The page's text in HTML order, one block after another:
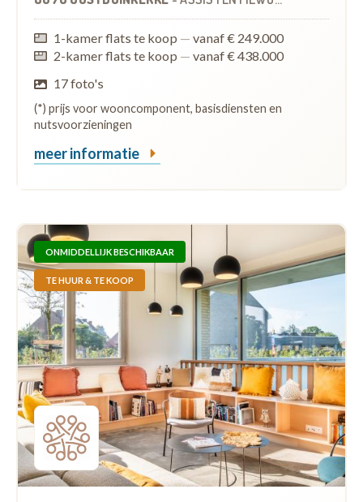
1-kamer flats te koop — vanaf € 249.000
2-kamer flats te koop — vanaf € 438.000
17 foto's
(*) prijs voor wooncomponent, basisdiensten en
nutsvoorzieningen
meer informatie
ONMIDDELLIJK BESCHIKBAAR
TE HUUR & TE KOOP